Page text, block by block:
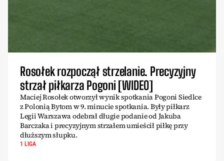
Rosołek rozpoczął strzelanie. Precyzyjny
strzał piłkarza Pogoni [WIDEO]
Maciej Rosołek otworzył wynik spotkania Pogoni Siedlce
z Polonią Bytom w 9. minucie spotkania. Były piłkarz
Legii Warszawa odebrał długie podanie od Jakuba
Barczaka i precyzyjnym strzałem umieścił piłkę przy
dłuższym słupku.
1 LIGA